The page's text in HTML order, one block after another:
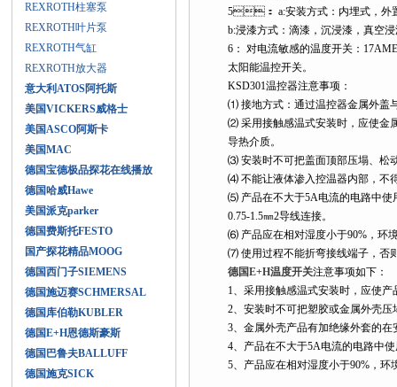
REXROTH柱塞泵
REXROTH叶片泵
REXROTH气缸
REXROTH放大器
意大利ATOS阿托斯
美国VICKERS威格士
美国ASCO阿斯卡
美国MAC
德国宝德极品探花在线播放
德国哈威Hawe
美国派克parker
德国费斯托FESTO
国产探花精品MOOG
德国西门子SIEMENS
德国施迈赛SCHMERSAL
德国库伯勒KUBLER
德国E+H恩德斯豪斯
德国巴鲁夫BALLUFF
德国施克SICK
5： a:安装方式：内埋式，外置
b:浸漆方式：滴漆，沉浸漆，真空浸
6： 对电流敏感的温度开关：
太阳能温控开关。
KSD301温控器注意事项：
⑴ 接地方式：通过温控器金属外盖
⑵ 采用接触感温式安装时，应使金
导热介质。
⑶ 安装时不可把盖面顶部压塌、松动
⑷ 不能让液体渗入控温器内部，不得
⑸ 产品在不大于5A电流的电路中使用
0.75-1.5㎜2导线连接。
⑹ 产品应在相对湿度小于90%，环境温
⑺ 使用过程不能折弯接线端子，否则
德国E+H温度开关注意事项如下：
1、采用接触感温式安装时，应
2、安装时不可把塑胶或金属外壳压
3、金属外壳产品有加绝缘外套的在安
4、产品在不大于5A电流的电路中使
5、产品应在相对湿度小于90%，环